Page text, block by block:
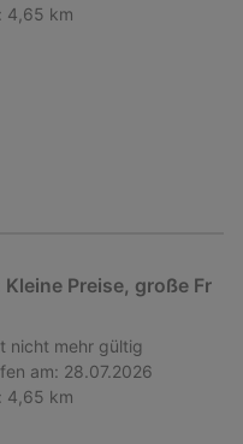
4,65 km
Preise, große Fr
nicht mehr gültig
am: 28.07.2026
4,65 km